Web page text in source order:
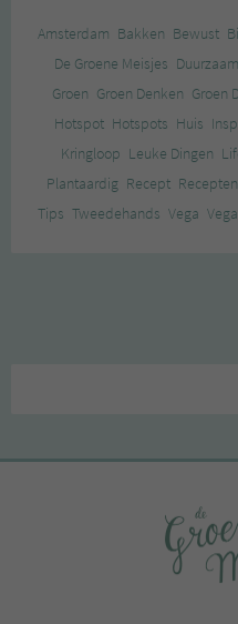
Amsterdam Bakken Bewust
De Groene Meisjes Duurzaam
Groen Groen Denken Groen
Hotspot Hotspots Huis
Kringloop Leuke Dingen
Plantaardig Recept Recepten
Tips Tweedehands Vega